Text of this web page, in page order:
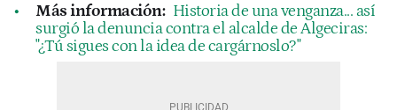
Más información: Historia de una venganza... así
surgió la denuncia contra el alcalde de Algeciras:
"¿Tú sigues con la idea de cargárnoslo?"